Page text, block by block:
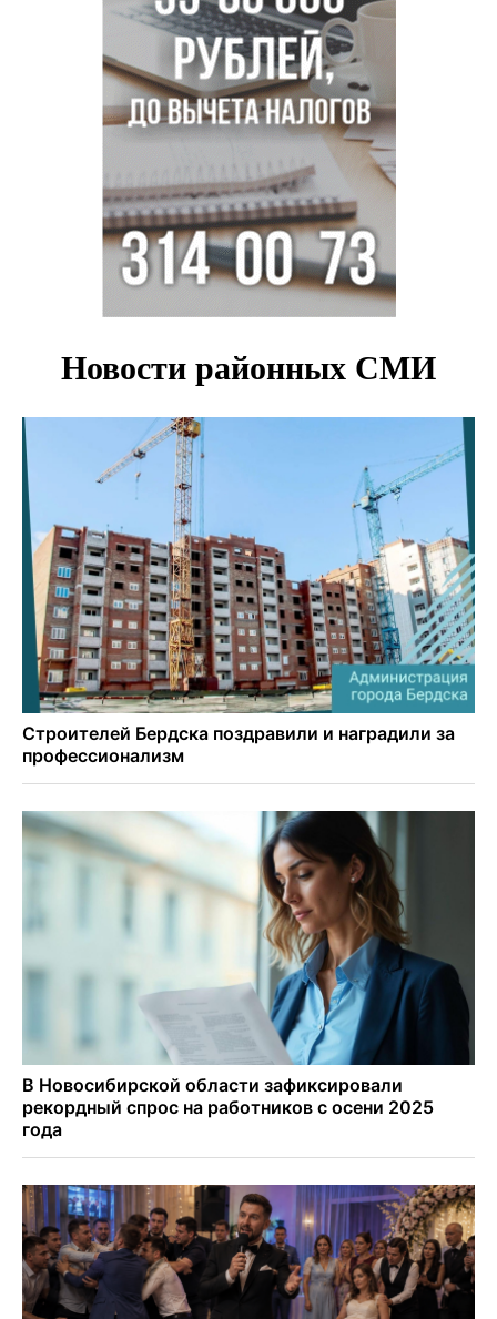
Транспортная прокуратура проверит S7 после инцидента
в аэропорту Норильска